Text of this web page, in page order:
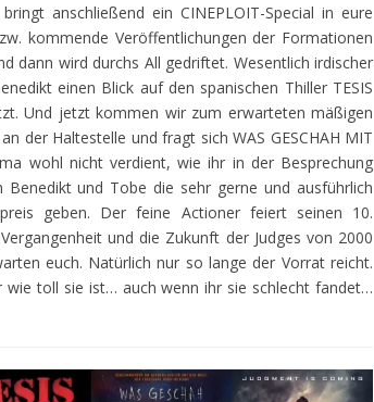
anschließend ein CINEPLOIT-Special in eure
kommende Veröffentlichungen der Formationen
dann wird durchs All gedriftet. Wesentlich irdischer
einen Blick auf den spanischen Thiller TESIS
Und jetzt kommen wir zum erwarteten mäßigen
der Haltestelle und fragt sich WAS GESCHAH MIT
wohl nicht verdient, wie ihr in der Besprechung
und Tobe die sehr gerne und ausführlich
geben. Der feine Actioner feiert seinen 10.
und die Zukunft der Judges von 2000
euch. Natürlich nur so lange der Vorrat reicht.
toll sie ist… auch wenn ihr sie schlecht fandet…